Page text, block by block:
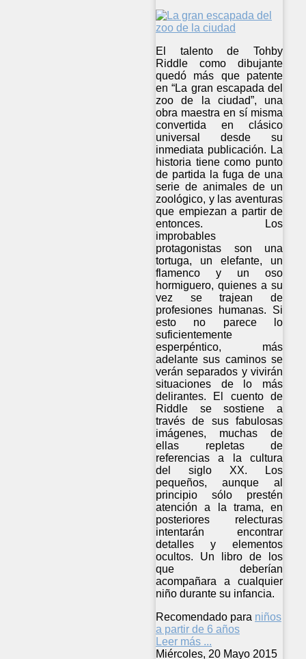
El talento de Tohby
Riddle como dibujante
quedó más que patente
en “La gran escapada del
zoo de la ciudad”, una
obra maestra en sí misma
convertida en clásico
universal desde su
inmediata publicación. La
historia tiene como punto
de partida la fuga de una
serie de animales de un
zoológico, y las aventuras
que empiezan a partir de
entonces. Los
improbables
protagonistas son una
tortuga, un elefante, un
flamenco y un oso
hormiguero, quienes a su
vez se trajean de
profesiones humanas. Si
esto no parece lo
suficientemente
esperpéntico, más
adelante sus caminos se
verán separados y vivirán
situaciones de lo más
delirantes. El cuento de
Riddle se sostiene a
través de sus fabulosas
imágenes, muchas de
ellas repletas de
referencias a la cultura
del siglo XX. Los
pequeños, aunque al
principio sólo prestén
atención a la trama, en
posteriores relecturas
intentarán encontrar
detalles y elementos
ocultos. Un libro de los
que deberían
acompañara a cualquier
niño durante su infancia.
Recomendado para niños
a partir de 6 años
Leer más ...
Miércoles, 20 Mayo 2015